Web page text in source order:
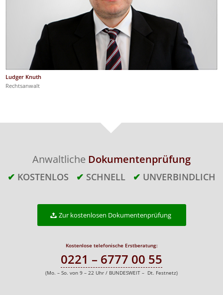
Ludger Knuth
Rechtsanwalt
Anwaltliche Dokumentenprüfung
✔ KOSTENLOS ✔ SCHNELL ✔ UNVERBINDLICH
Zur kostenlosen Dokumentenprüfung
Kostenlose telefonische Erstberatung:
0221 – 6777 00 55
(Mo. – So. von 9 – 22 Uhr / BUNDESWEIT – Dt. Festnetz)